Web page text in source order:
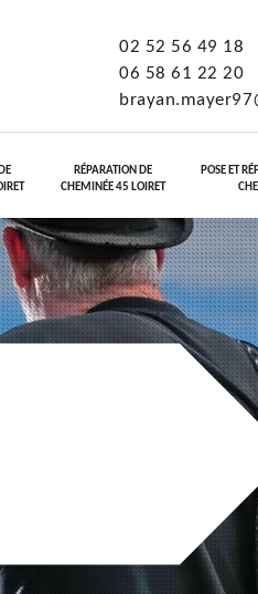
02 52 56 49 18
06 58 61 22 20
RÉPARATION DE
CHEMINÉE 45 LOIRET
POSE ET